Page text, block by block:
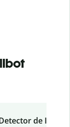
de IA